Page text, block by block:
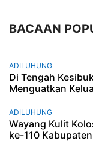
BACAAN
ADILUHUNG
Di Tengah
Menguatkan
ADILUHUNG
Wayang Kulit
ke-110